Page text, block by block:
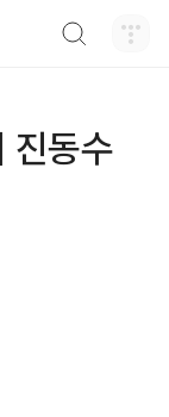
진동수